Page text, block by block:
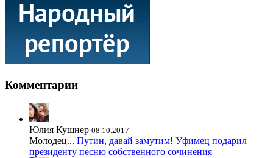
Комментарии
Юлия Кушнер 08.10.2017
Молодец... Путин, давай замутим! Уфимец подарил
президенту песню собственного сочинения